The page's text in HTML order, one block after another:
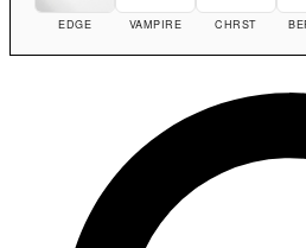
EDGE VAMPIRE CHRST